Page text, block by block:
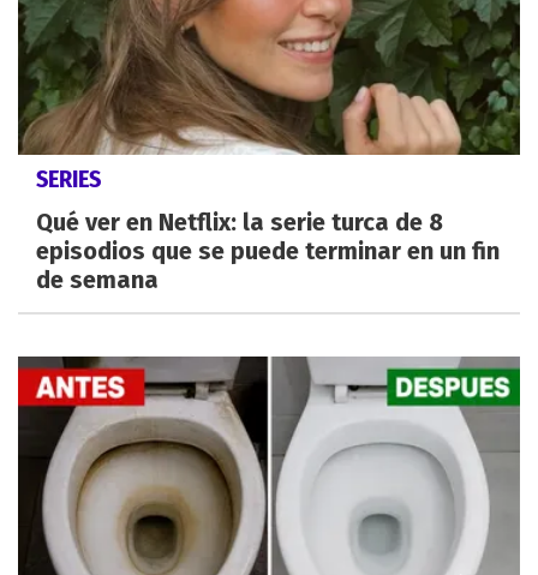
SERIES
Qué ver en Netflix: la serie turca de 8
episodios que se puede terminar en un fin
de semana